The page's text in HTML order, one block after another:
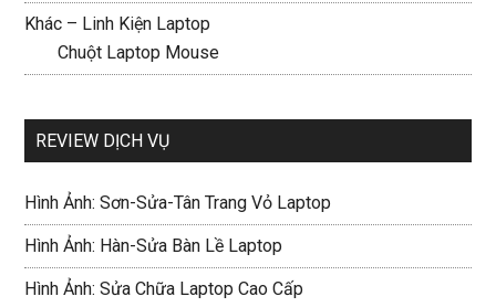
Khác – Linh Kiện Laptop
Chuột Laptop Mouse
REVIEW DỊCH VỤ
Hình Ảnh: Sơn-Sửa-Tân Trang Vỏ Laptop
Hình Ảnh: Hàn-Sửa Bàn Lề Laptop
Hình Ảnh: Sửa Chữa Laptop Cao Cấp